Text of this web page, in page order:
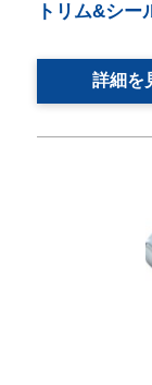
トリム&シ
詳細を